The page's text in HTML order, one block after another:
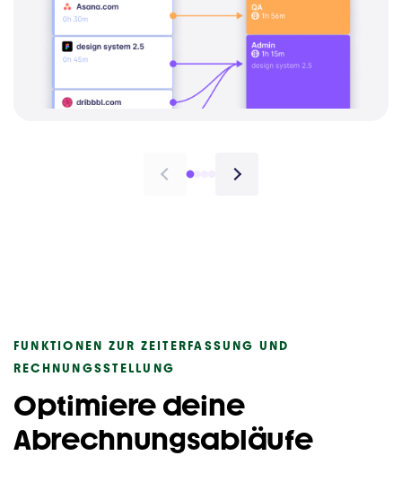
FUNKTIONEN ZUR ZEITERFASSUNG UND
RECHNUNGSSTELLUNG
Optimiere deine
Abrechnungsabläufe